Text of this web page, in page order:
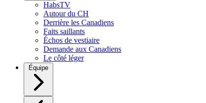
HabsTV
Autour du CH
Derrière les Canadiens
Faits saillants
Échos de vestiaire
Demande aux Canadiens
Le côté léger
Équipe